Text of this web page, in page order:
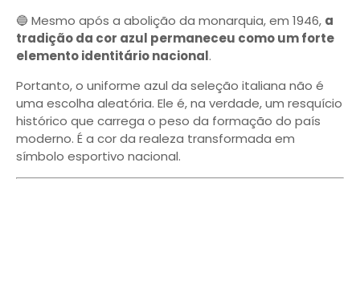
🔵 Mesmo após a abolição da monarquia, em 1946, a
tradição da cor azul permaneceu como um forte
elemento identitário nacional.
Portanto, o uniforme azul da seleção italiana não é
uma escolha aleatória. Ele é, na verdade, um resquício
histórico que carrega o peso da formação do país
moderno. É a cor da realeza transformada em
símbolo esportivo nacional.